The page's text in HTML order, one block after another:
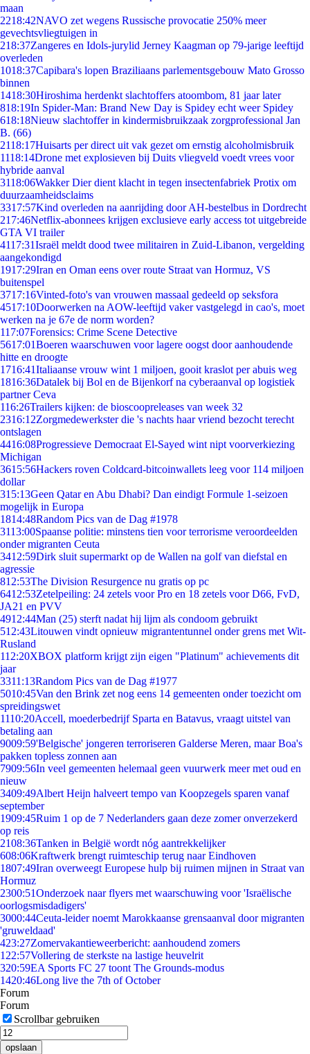
maan
2218:42NAVO zet wegens Russische provocatie 250% meer
gevechtsvliegtuigen in
218:37Zangeres en Idols-jurylid Jerney Kaagman op 79-jarige leeftijd
overleden
1018:37Capibara's lopen Braziliaans parlementsgebouw Mato Grosso
binnen
1418:30Hiroshima herdenkt slachtoffers atoombom, 81 jaar later
818:19In Spider-Man: Brand New Day is Spidey echt weer Spidey
618:18Nieuw slachtoffer in kindermisbruikzaak zorgprofessional Jan
B. (66)
2118:17Huisarts per direct uit vak gezet om ernstig alcoholmisbruik
1118:14Drone met explosieven bij Duits vliegveld voedt vrees voor
hybride aanval
3118:06Wakker Dier dient klacht in tegen insectenfabriek Protix om
duurzaamheidsclaims
3317:57Kind overleden na aanrijding door AH-bestelbus in Dordrecht
217:46Netflix-abonnees krijgen exclusieve early access tot uitgebreide
GTA VI trailer
4117:31Israël meldt dood twee militairen in Zuid-Libanon, vergelding
aangekondigd
1917:29Iran en Oman eens over route Straat van Hormuz, VS
buitenspel
3717:16Vinted-foto's van vrouwen massaal gedeeld op seksfora
4517:10Doorwerken na AOW-leeftijd vaker vastgelegd in cao's, moet
werken na je 67e de norm worden?
117:07Forensics: Crime Scene Detective
5617:01Boeren waarschuwen voor lagere oogst door aanhoudende
hitte en droogte
1716:41Italiaanse vrouw wint 1 miljoen, gooit kraslot per abuis weg
1816:36Datalek bij Bol en de Bijenkorf na cyberaanval op logistiek
partner Ceva
116:26Trailers kijken: de bioscoopreleases van week 32
2316:12Zorgmedewerkster die 's nachts haar vriend bezocht terecht
ontslagen
4416:08Progressieve Democraat El-Sayed wint nipt voorverkiezing
Michigan
3615:56Hackers roven Coldcard-bitcoinwallets leeg voor 114 miljoen
dollar
315:13Geen Qatar en Abu Dhabi? Dan eindigt Formule 1-seizoen
mogelijk in Europa
1814:48Random Pics van de Dag #1978
3113:00Spaanse politie: minstens tien voor terrorisme veroordeelden
onder migranten Ceuta
3412:59Dirk sluit supermarkt op de Wallen na golf van diefstal en
agressie
812:53The Division Resurgence nu gratis op pc
6412:53Zetelpeiling: 24 zetels voor Pro en 18 zetels voor D66, FvD,
JA21 en PVV
4912:44Man (25) sterft nadat hij lijm als condoom gebruikt
512:43Litouwen vindt opnieuw migrantentunnel onder grens met Wit-
Rusland
112:20XBOX platform krijgt zijn eigen "Platinum" achievements dit
jaar
3311:13Random Pics van de Dag #1977
5010:45Van den Brink zet nog eens 14 gemeenten onder toezicht om
spreidingswet
1110:20Accell, moederbedrijf Sparta en Batavus, vraagt uitstel van
betaling aan
9009:59'Belgische' jongeren terroriseren Galderse Meren, maar Boa's
pakken topless zonnen aan
7909:56In veel gemeenten helemaal geen vuurwerk meer met oud en
nieuw
3409:49Albert Heijn halveert tempo van Koopzegels sparen vanaf
september
1909:45Ruim 1 op de 7 Nederlanders gaan deze zomer onverzekerd
op reis
2108:36Tanken in België wordt nóg aantrekkelijker
608:06Kraftwerk brengt ruimteschip terug naar Eindhoven
1807:49Iran overweegt Europese hulp bij ruimen mijnen in Straat van
Hormuz
2300:51Onderzoek naar flyers met waarschuwing voor 'Israëlische
oorlogsmisdadigers'
3000:44Ceuta-leider noemt Marokkaanse grensaanval door migranten
'gruweldaad'
423:27Zomervakantieweerbericht: aanhoudend zomers
1 22:57Vollering de sterkste na lastige heuvelrit
320:59EA Sports FC 27 toont The Grounds-modus
1420:46Long live the 7th of October
Forum
Forum
Scrollbar gebruiken
opslaan